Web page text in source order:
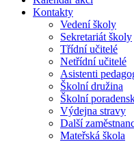
Kontakty
Vedení školy
Sekretariát školy
Třídní učitelé
Netřídní učitelé
Asistenti
Školní družina
Školní
Výdejna stravy
Další
Mateřská škola